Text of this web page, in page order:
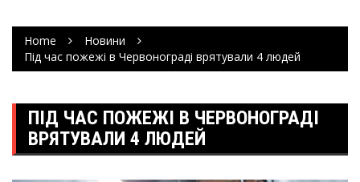
Home
Новини
Під час пожежі в Червонограді врятували 4 людей
ПІД ЧАС ПОЖЕЖІ В ЧЕРВОНОГРАДІ
ВРЯТУВАЛИ 4 ЛЮДЕЙ